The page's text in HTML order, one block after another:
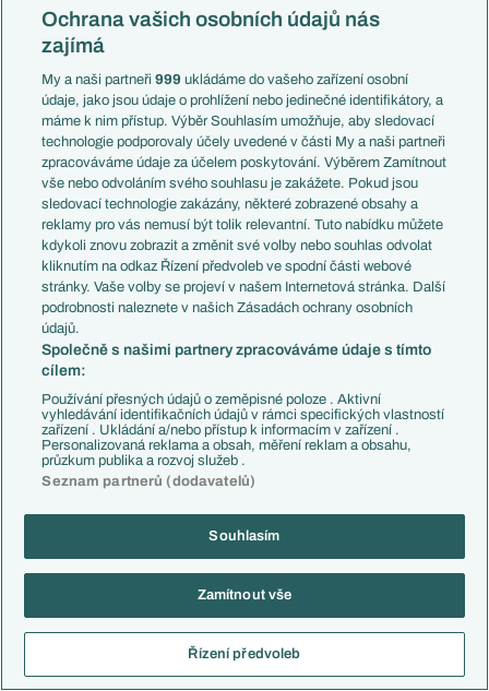
Mistrovství světa
Liga národů
Témata
Představení týmů MS
EuroSkauting
PL v kostce
Evropské koeficienty
Přestupy
Přestupové spekulace
Zranění
Kluby
Arsenal FC
Chelsea FC
Manchester United
AC Milán
Juventus FC
Bayern Mnichov
FC Barcelona
Real Madrid
Česko
Francie
Itálie
Německo
Španělsko
Argentina
Brazílie
Přestupy
Zápasy
Livescore
Tipovací soutěž
Copyright © 2001-2026 EuroFotbal.cz. Využíváme zpravodajství ČTK.
Informace o zpracování osobních údajů
Ochrana vašich osobních údajů nás
zajímá
My a naši partneři999 ukládáme do vašeho zařízení osobní
údaje, jako jsou údaje o prohlížení nebo jedinečné identifikátory, a
máme k nim přístup. Výběr Souhlasím umožňuje, aby sledovací
technologie podporovaly účely uvedené v části My a naši partneři
zpracováváme údaje za účelem poskytování. Výběrem Zamítnout
vše nebo odvoláním svého souhlasu je zakážete. Pokud jsou
sledovací technologie zakázány, některé zobrazené obsahy a
reklamy pro vás nemusí být tolik relevantní. Tuto nabídku můžete
kdykoli znovu zobrazit a změnit své volby nebo souhlas odvolat
kliknutím na odkaz Řízení předvoleb ve spodní části webové
stránky. Vaše volby se projeví v našem Internetová stránka. Další
podrobnosti naleznete v našich Zásadách ochrany osobních
údajů.
Společně s našimi partnery zpracováváme údaje s tímto
cílem:
Používání přesných údajů o zeměpisné poloze . Aktivní
vyhledávání identifikačních údajů v rámci specifických vlastností
zařízení . Ukládání a/nebo přístup k informacím v zařízení .
Personalizovaná reklama a obsah, měření reklam a obsahu,
průzkum publika a rozvoj služeb .
Seznam partnerů (dodavatelů)
Souhlasím
Zamítnout vše
Řízení předvoleb